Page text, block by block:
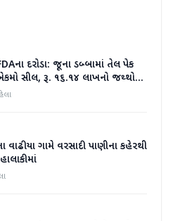
દરોડા: જૂના ડબ્બામાં તેલ પેક
સીલ, રૂ. ૧૬.૧૪ લાખનો જથ્થો
વાઢીયા ગામે વરસાદી પાણીના કહેરથી